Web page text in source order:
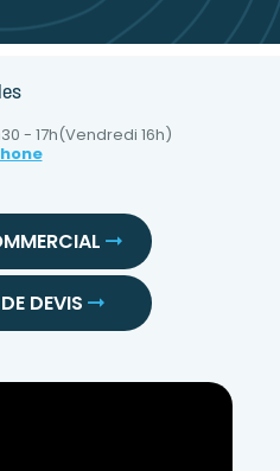
- 17h(Vendredi 16h)
DEVIS